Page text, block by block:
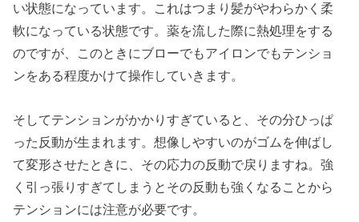
い状態になっています。これはつまり髪がやわらかく柔
軟になっている状態です。薬を流した際に熱処理をする
のですが、このときにブローでもアイロンでもテンショ
ンをある程度かけて操作していきます。
そしてテンションがかかりすぎていると、その分ひっぱ
った反動が生まれます。想像しやすいのがゴムを伸ばし
て変形させたときに、その応力の反動で戻りますね。強
く引っ張りすぎてしまうとその反動も強くなることから
テンションには注意が必要です。